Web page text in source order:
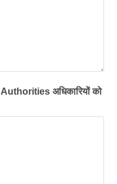
अधिकारियों को